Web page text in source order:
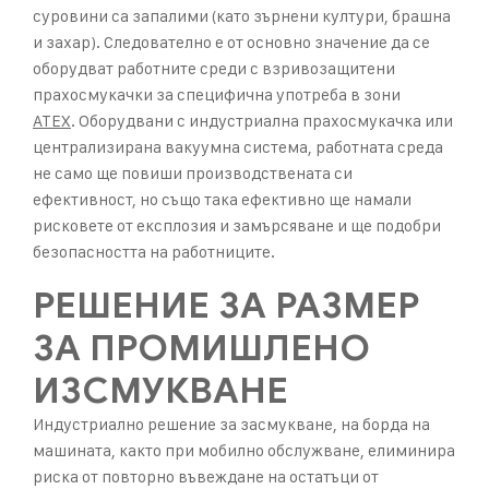
суровини са запалими (като зърнени култури, брашна
и захар). Следователно е от основно значение да се
оборудват работните среди с взривозащитени
прахосмукачки за специфична употреба в зони
ATEX. Оборудвани с индустриална прахосмукачка или
централизирана вакуумна система, работната среда
не само ще повиши производствената си
ефективност, но също така ефективно ще намали
рисковете от експлозия и замърсяване и ще подобри
безопасността на работниците.
РЕШЕНИЕ ЗА РАЗМЕР
ЗА ПРОМИШЛЕНО
ИЗСМУКВАНЕ
Индустриално решение за засмукване, на борда на
машината, както при мобилно обслужване, елиминира
риска от повторно въвеждане на остатъци от